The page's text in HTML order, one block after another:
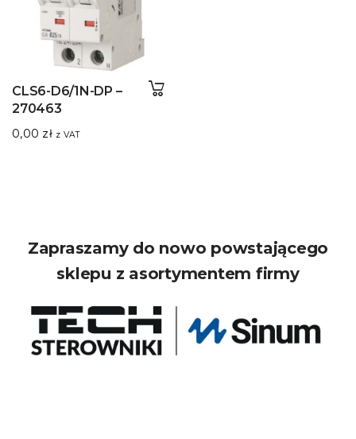
CLS6-D6/1N-DP –
270463
0,00 zł z VAT
Zapraszamy do nowo powstającego
sklepu z asortymentem firmy